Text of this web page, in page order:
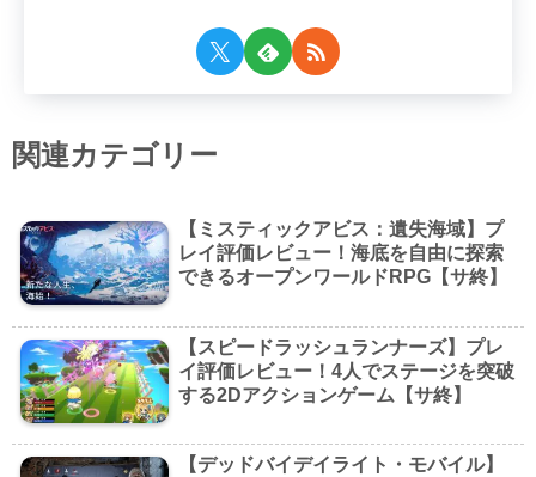
関連カテゴリー
【ミスティックアビス：遺失海域】プ
レイ評価レビュー！海底を自由に探索
できるオープンワールドRPG【サ終】
【スピードラッシュランナーズ】プレ
イ評価レビュー！4人でステージを突破
する2Dアクションゲーム【サ終】
【デッドバイデイライト・モバイル】